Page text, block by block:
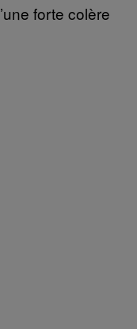
forte colère